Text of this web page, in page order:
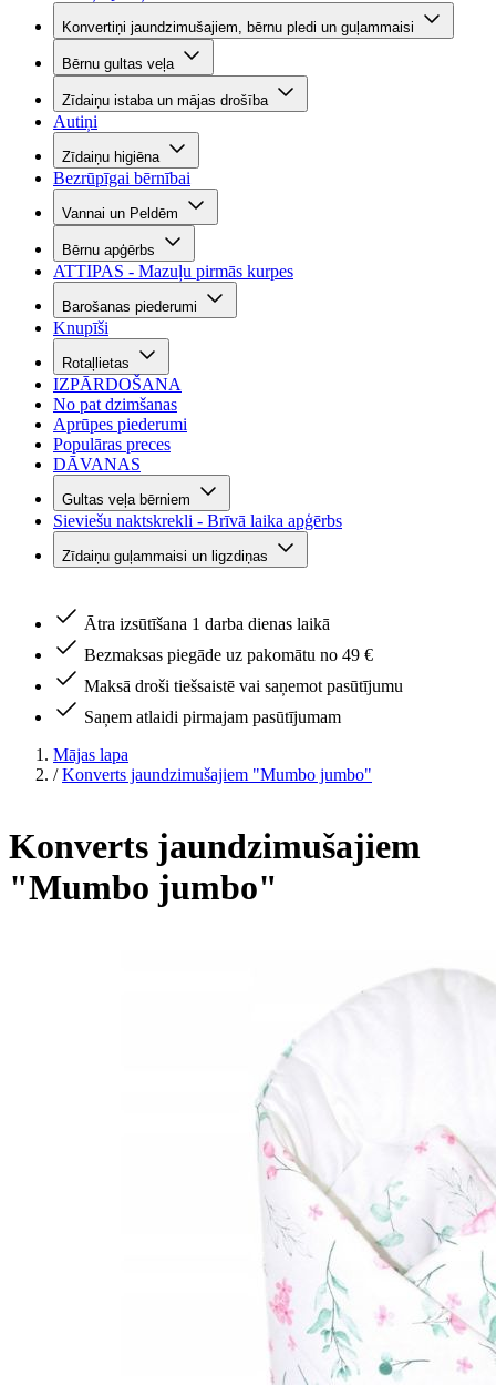
Konvertiņi jaundzimušajiem, bērnu pledi un guļammaisi
Bērnu gultas veļa
Zīdaiņu istaba un mājas drošība
Autiņi
Zīdaiņu higiēna
Bezrūpīgai bērnībai
Vannai un Peldēm
Bērnu apģērbs
ATTIPAS - Mazuļu pirmās kurpes
Barošanas piederumi
Knupīši
Rotaļlietas
IZPĀRDOŠANA
No pat dzimšanas
Aprūpes piederumi
Populāras preces
DĀVANAS
Gultas veļa bērniem
Sieviešu naktskrekli - Brīvā laika apģērbs
Zīdaiņu guļammaisi un ligzdiņas
Ātra izsūtīšana 1 darba dienas laikā
Bezmaksas piegāde uz pakomātu no 49 €
Maksā droši tiešsaistē vai saņemot pasūtījumu
Saņem atlaidi pirmajam pasūtījumam
Mājas lapa
/ Konverts jaundzimušajiem "Mumbo jumbo"
Konverts jaundzimušajiem
"Mumbo jumbo"